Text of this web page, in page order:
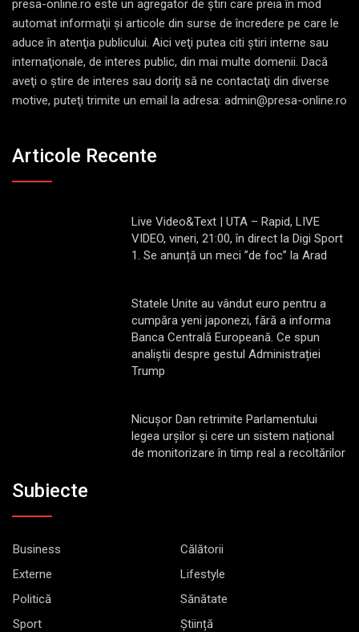
presa-online.ro este un agregator de ştiri care preia în mod
automat informaţii şi articole din surse de încredere pe care le
aduce în atenţia publicului. Aici veţi putea citi ştiri interne sau
internaţionale, de interes public, din mai multe domenii. Dacă
aveţi o ştire de interes sau doriţi să ne contactaţi din diverse
motive, puteţi trimite un email la adresa: admin@presa-online.ro
Articole Recente
Live Video&Text | UTA – Rapid, LIVE
VIDEO, vineri, 21:00, în direct la Digi Sport
1. Se anunță un meci ”de foc” la Arad
Statele Unite au vândut euro pentru a
cumpăra yeni japonezi, fără a informa
Banca Centrală Europeană. Ce spun
analiștii despre gestul Administrației
Trump
Nicușor Dan retrimite Parlamentului
legea urșilor și cere un sistem național
de monitorizare în timp real a recoltărilor
Subiecte
Business
Călătorii
Externe
Lifestyle
Politică
Sănătate
Sport
Știință